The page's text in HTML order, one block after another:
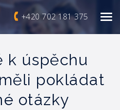
+420 702 181 375
k úspěchu
pokládat
otázky